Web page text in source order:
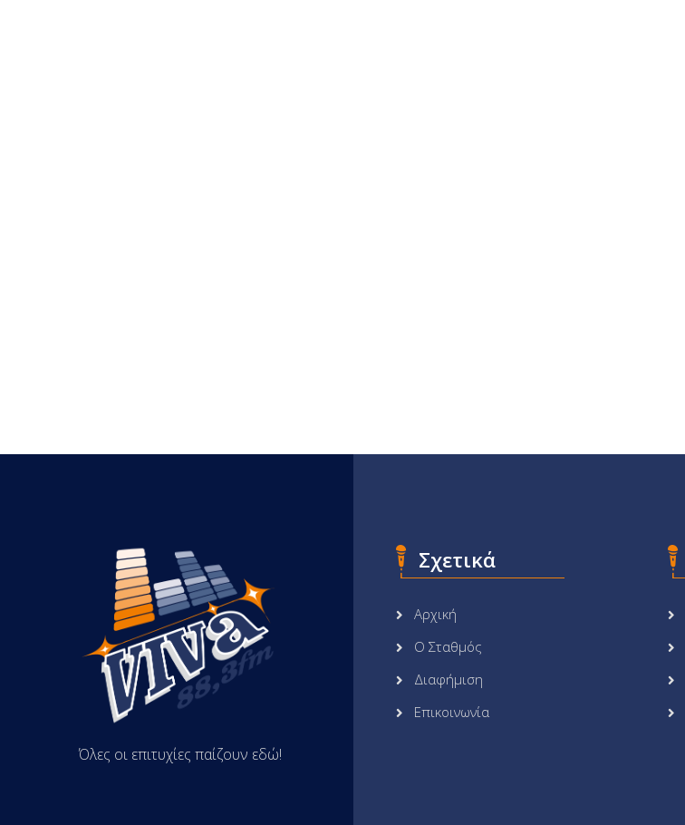
Όλες οι επιτυχίες παίζουν εδώ!
Σχετικά
Αρχική
Ο Σταθμός
Διαφήμιση
Επικοινωνία